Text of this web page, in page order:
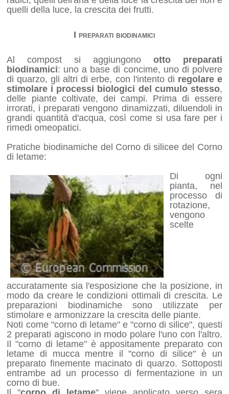
quelli della luce, la crescita dei frutti.
I preparati biodinamici
Al compost si aggiungono otto preparati
biodinamici: uno a base di concime, uno di polvere
di quarzo, gli altri di erbe, con l'intento di regolare e
stimolare i processi biologici del cumulo stesso,
delle piante coltivate, dei campi. Prima di essere
irrorati, i preparati vengono dinamizzati, diluendoli in
grandi quantità d'acqua, così come si usa fare per i
rimedi omeopatici.
Pratiche biodinamiche del Corno di silicee del Corno
di letame:
Di ogni
pianta, nel
processo di
rotazione,
vengono
scelte
accuratamente sia l'esposizione che la posizione, in
modo da creare le condizioni ottimali di crescita. Le
preparazioni biodinamiche sono utilizzate per
stimolare e armonizzare la crescita delle piante.
Noti come "corno di letame" e "corno di silice", questi
2 preparati agiscono in modo polare l'uno con l'altro.
Il "corno di letame" è appositamente preparato con
letame di mucca mentre il "corno di silice" è un
preparato finemente macinato di quarzo. Sottoposti
entrambe ad un processo di fermentazione in un
corno di bue.